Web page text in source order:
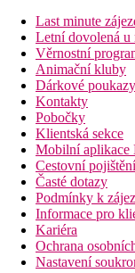
vstupní
hlavní
bar
bar u bazénu
noční klub
připojení k
Wi-Fi v
obchod se
kadeřnictví
bazén
osušky za
dětský
dětské hřiště
miniklub
Last minute
Letní dovolená u
Věrnostní
Animační kluby
Dárkové poukazy
Kontakty
Pobočky
Klientská sekce
Mobilní aplikace
Cestovní pojištění
Časté dotazy
Podmínky k
Informace pro
Kariéra
Ochrana
Nastavení